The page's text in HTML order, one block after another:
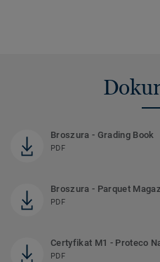
Broszura - Grading Book
PDF
Broszura - Parquet
PDF
Certyfikat M1 - Proteco
PDF